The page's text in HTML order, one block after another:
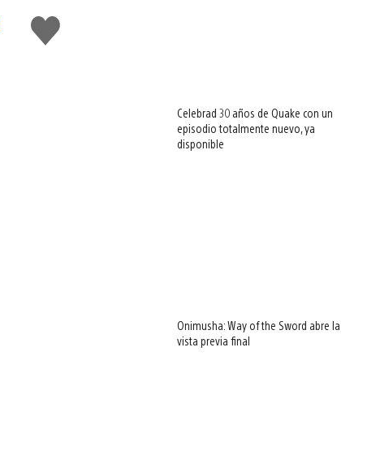
Me
gusta
Celebrad 30 años de Quake con un
episodio totalmente nuevo, ya
disponible
Onimusha: Way of the Sword abre la
vista previa final